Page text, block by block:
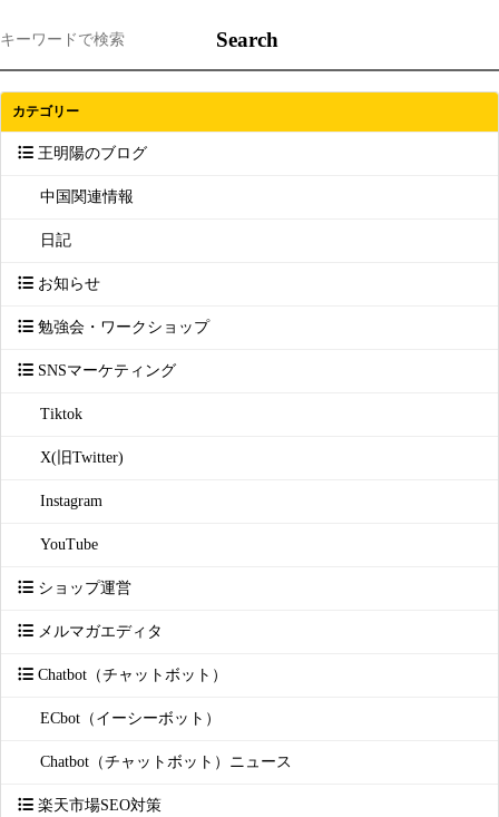
Search
カテゴリー
王明陽のブログ
中国関連情報
日記
お知らせ
勉強会・ワークショップ
SNSマーケティング
Tiktok
X(旧Twitter)
Instagram
YouTube
ショップ運営
メルマガエディタ
Chatbot（チャットボット）
ECbot（イーシーボット）
Chatbot（チャットボット）ニュース
楽天市場SEO対策